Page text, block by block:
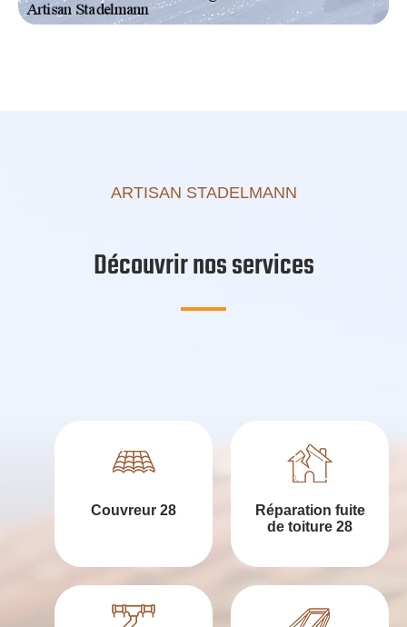
ARTISAN STADELMANN
Découvrir nos services
Couvreur 28
Réparation fuite
de toiture 28